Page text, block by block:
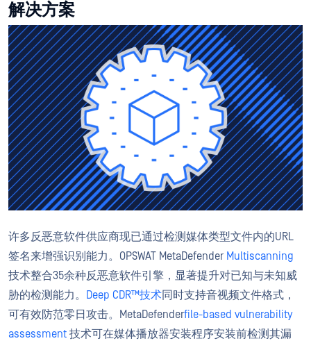
解决方案
许多反恶意软件供应商现已通过检测媒体类型文件内的URL
签名来增强识别能力。OPSWAT MetaDefender Multiscanning
技术整合35余种反恶意软件引擎，显著提升对已知与未知威
胁的检测能力。
Deep CDR™技术同时支持音视频文件格式，
可有效防范零日攻击。MetaDefenderfile-based vulnerability
assessment 技术可在媒体播放器安装程序安装前检测其漏